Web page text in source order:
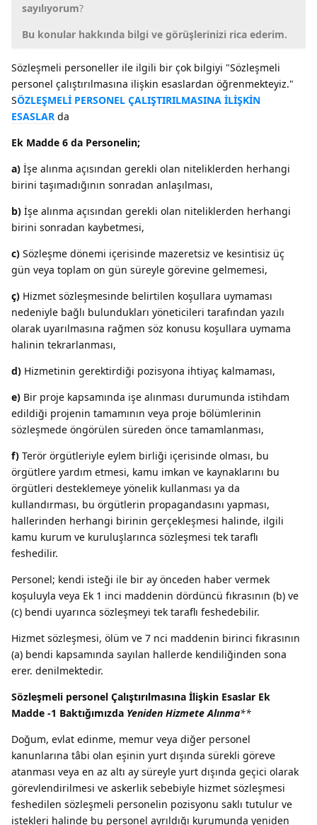
sayılıyorum?
Bu konular hakkında bilgi ve görüşlerinizi rica ederim.
Sözleşmeli personeller ile ilgili bir çok bilgiyi "Sözleşmeli
personel çalıştırılmasına ilişkin esaslardan öğrenmekteyiz."
SÖZLEŞMELİ PERSONEL ÇALIŞTIRILMASINA İLİŞKİN
ESASLAR da
Ek Madde 6 da Personelin;
a) İşe alınma açısından gerekli olan niteliklerden herhangi
birini taşımadığının sonradan anlaşılması,
b) İşe alınma açısından gerekli olan niteliklerden herhangi
birini sonradan kaybetmesi,
c) Sözleşme dönemi içerisinde mazeretsiz ve kesintisiz üç
gün veya toplam on gün süreyle görevine gelmemesi,
ç) Hizmet sözleşmesinde belirtilen koşullara uymaması
nedeniyle bağlı bulundukları yöneticileri tarafından yazılı
olarak uyarılmasına rağmen söz konusu koşullara uymama
halinin tekrarlanması,
d) Hizmetinin gerektirdiği pozisyona ihtiyaç kalmaması,
e) Bir proje kapsamında işe alınması durumunda istihdam
edildiği projenin tamamının veya proje bölümlerinin
sözleşmede öngörülen süreden önce tamamlanması,
f) Terör örgütleriyle eylem birliği içerisinde olması, bu
örgütlere yardım etmesi, kamu imkan ve kaynaklarını bu
örgütleri desteklemeye yönelik kullanması ya da
kullandırması, bu örgütlerin propagandasını yapması,
hallerinden herhangi birinin gerçekleşmesi halinde, ilgili
kamu kurum ve kuruluşlarınca sözleşmesi tek taraflı
feshedilir.
Personel; kendi isteği ile bir ay önceden haber vermek
koşuluyla veya Ek 1 inci maddenin dördüncü fıkrasının (b) ve
(c) bendi uyarınca sözleşmeyi tek taraflı feshedebilir.
Hizmet sözleşmesi, ölüm ve 7 nci maddenin birinci fıkrasının
(a) bendi kapsamında sayılan hallerde kendiliğinden sona
erer. denilmektedir.
Sözleşmeli personel Çalıştırılmasına İlişkin Esaslar Ek
Madde -1 Baktığımızda Yeniden Hizmete Alınma**
Doğum, evlat edinme, memur veya diğer personel
kanunlarına tâbi olan eşinin yurt dışında sürekli göreve
atanması veya en az altı ay süreyle yurt dışında geçici olarak
görevlendirilmesi ve askerlik sebebiyle hizmet sözleşmesi
feshedilen sözleşmeli personelin pozisyonu saklı tutulur ve
istekleri halinde bu personel ayrıldığı kurumunda yeniden